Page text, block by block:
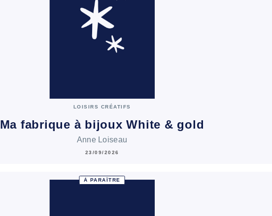
LOISIRS CRÉATIFS
Ma fabrique à bijoux White & gold
Anne Loiseau
23/09/2026
À PARAÎTRE